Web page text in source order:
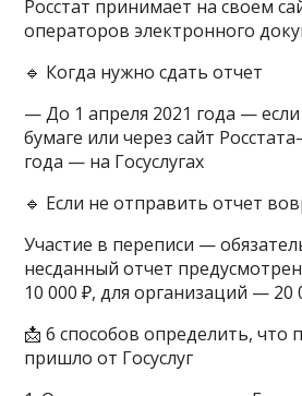
Росстат принимает на своем
операторов электронного
🔹 Когда нужно сдать отчет
— До 1 апреля 2021 года —
бумаге или через сайт
года — на Госуслугах
🔹 Если не отправить отчет
Участие в переписи —
несданный отчет
10 000 ₽, для организаций — 20
📩 6 способов определить, что
пришло от Госуслуг